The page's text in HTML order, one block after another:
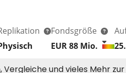
Fondsgröße
EUR 88 Mio.